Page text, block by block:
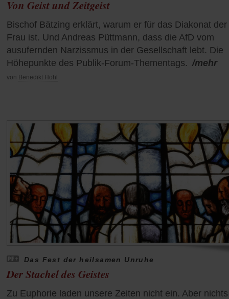
Von Geist und Zeitgeist
Bischof Bätzing erklärt, warum er für das Diakonat der
Frau ist. Und Andreas Püttmann, dass die AfD vom
ausufernden Narzissmus in der Gesellschaft lebt. Die
Höhepunkte des Publik-Forum-Thementags. /mehr
von Benedikt Hohl
Das Fest der heilsamen Unruhe
Der Stachel des Geistes
Zu Euphorie laden unsere Zeiten nicht ein. Aber nichts